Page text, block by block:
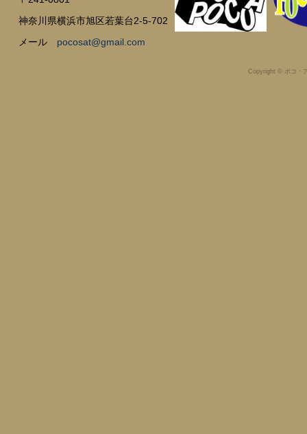
神奈川県横浜市旭区若葉台2-5-702
メール pocosat@gmail.com
Copyright © ポコ・